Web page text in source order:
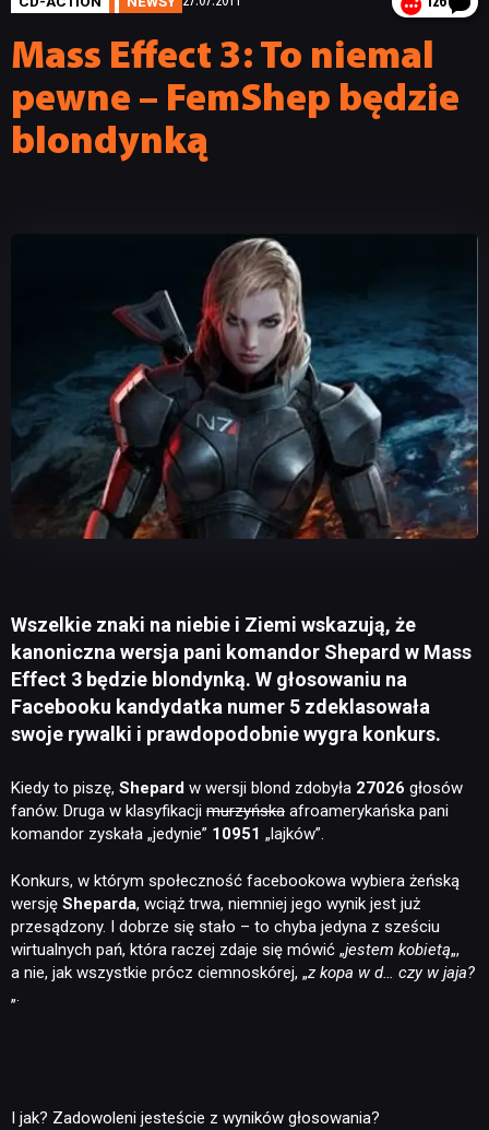
Mass Effect 3: To niemal
pewne – FemShep będzie
blondynką
Wszelkie znaki na niebie i Ziemi wskazują, że
kanoniczna wersja pani komandor Shepard w Mass
Effect 3 będzie blondynką. W głosowaniu na
Facebooku kandydatka numer 5 zdeklasowała
swoje rywalki i prawdopodobnie wygra konkurs.
Kiedy to piszę, Shepard w wersji blond zdobyła 27026 głosów
fanów. Druga w klasyfikacji murzyńska afroamerykańska pani
komandor zyskała „jedynie” 10951 „lajków”.
Konkurs, w którym społeczność facebookowa wybiera żeńską
wersję Sheparda, wciąż trwa, niemniej jego wynik jest już
przesądzony. I dobrze się stało – to chyba jedyna z sześciu
wirtualnych pań, która raczej zdaje się mówić „jestem kobietą„,
a nie, jak wszystkie prócz ciemnoskórej, „z kopa w d… czy w jaja?
„.
I jak? Zadowoleni jesteście z wyników głosowania?